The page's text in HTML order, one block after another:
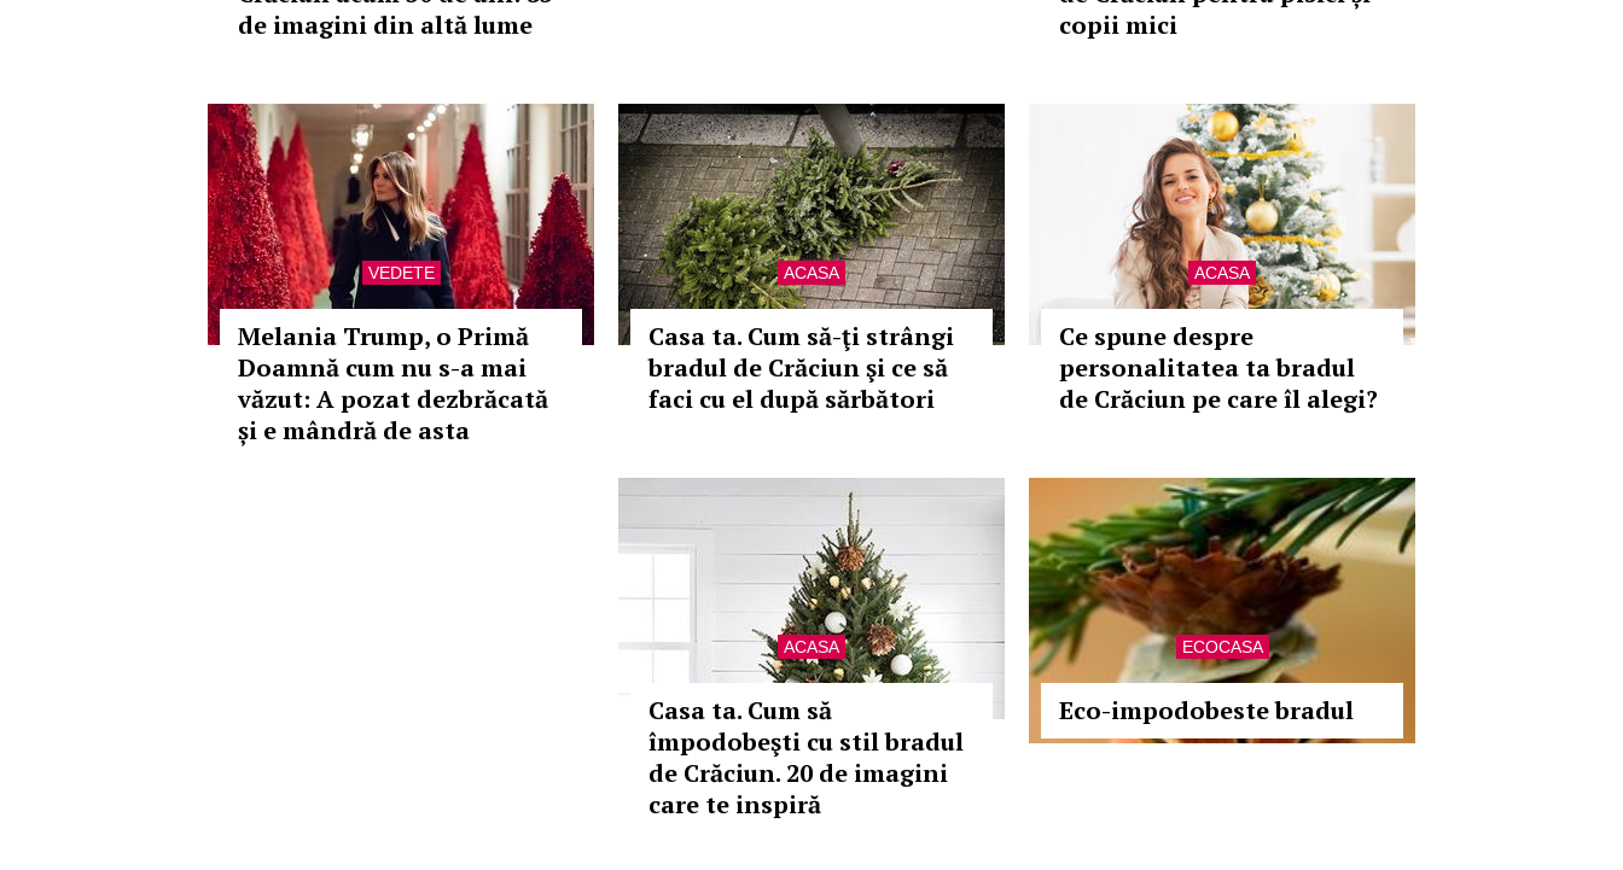
de imagini din altă lume
copii mici
VEDETE
Melania Trump, o Primă
Doamnă cum nu s-a mai
văzut: A pozat dezbrăcată
și e mândră de asta
ACASA
Casa ta. Cum să-ţi strângi
bradul de Crăciun şi ce să
faci cu el după sărbători
ACASA
Ce spune despre
personalitatea ta bradul
de Crăciun pe care îl alegi?
ACASA
Casa ta. Cum să
împodobeşti cu stil bradul
de Crăciun. 20 de imagini
care te inspiră
ECOCASA
Eco-impodobeste bradul